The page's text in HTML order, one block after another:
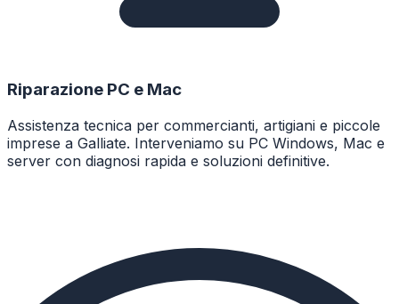
Riparazione PC e Mac
Assistenza tecnica per commercianti, artigiani e piccole
imprese a Galliate. Interveniamo su PC Windows, Mac e
server con diagnosi rapida e soluzioni definitive.